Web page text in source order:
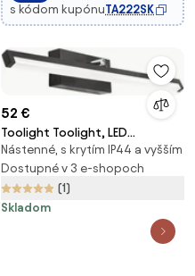
s kódom kupónuTA222SK
52 €
Toolight Toolight, LED
kúpeľňové svietidlo nad zrkadlo
12W 50CM APP373-1W, čierna,
OSW-05003
Nástenné, s krytím IP44 a vyšším
Dostupné v 3 e-shopoch
(1)
Skladom